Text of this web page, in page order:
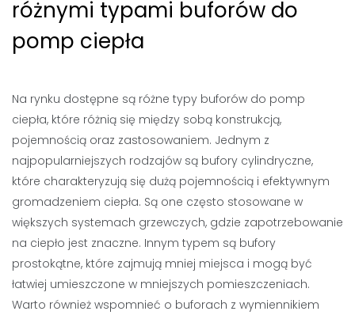
różnymi typami buforów do
pomp ciepła
Na rynku dostępne są różne typy buforów do pomp
ciepła, które różnią się między sobą konstrukcją,
pojemnością oraz zastosowaniem. Jednym z
najpopularniejszych rodzajów są bufory cylindryczne,
które charakteryzują się dużą pojemnością i efektywnym
gromadzeniem ciepła. Są one często stosowane w
większych systemach grzewczych, gdzie zapotrzebowanie
na ciepło jest znaczne. Innym typem są bufory
prostokątne, które zajmują mniej miejsca i mogą być
łatwiej umieszczone w mniejszych pomieszczeniach.
Warto również wspomnieć o buforach z wymiennikiem